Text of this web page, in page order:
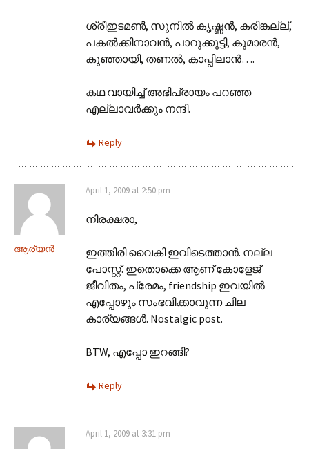
ശ്രീ‍ഇടമണ്‍, സുനില്‍ കൃഷ്ണന്‍, കരിങ്കല്ല്,
പകല്‍ക്കിനാവന്‍, പാറുക്കുട്ടി, കുമാരന്‍,
കുഞ്ഞായി, തണല്‍, കാപ്പിലാന്‍….
കഥ വായിച്ച് അഭിപ്രായം പറഞ്ഞ
എല്ലാവര്‍ക്കും നന്ദി.
Reply
ആര്യന്‍
April 1, 2009 at 2:50 pm
നിരക്ഷരാ,
ഇത്തിരി വൈകി ഇവിടെത്താന്‍. നല്ല
പോസ്റ്റ്. ഇതൊക്കെ ആണ് കോളേജ്
ജീവിതം, പ്രേമം, friendship ഇവയില്‍
എപ്പോഴും സംഭവിക്കാവുന്ന ചില
കാര്യങ്ങള്‍. Nostalgic post.
BTW, എപ്പോ ഇറങ്ങി?
Reply
April 1, 2009 at 3:31 pm